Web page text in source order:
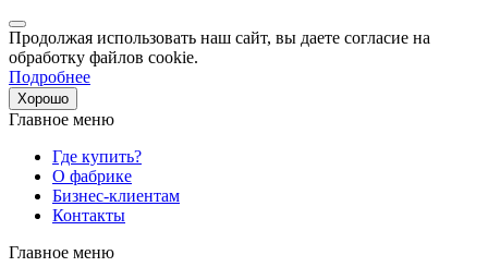
Продолжая использовать наш сайт, вы даете согласие на
обработку файлов cookie.
Подробнее
Хорошо
Главное меню
Где купить?
О фабрике
Бизнес-клиентам
Контакты
Главное меню